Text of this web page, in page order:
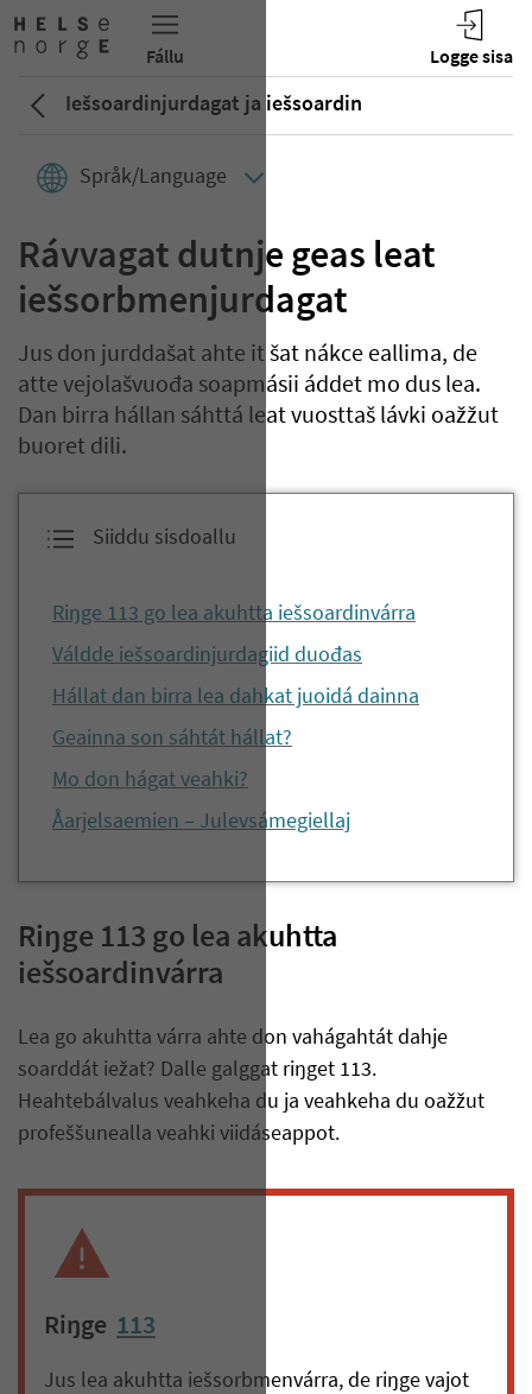
Iešsoardinjurdagat ja iešsoardin
Språk/Language
Rávvagat dutnje geas leat
iešsorbmenjurdagat
Jus don jurddašat ahte it šat nákce eallima, de
atte vejolašvuođa soapmásii áddet mo dus lea.
Dan birra hállan sáhttá leat vuosttaš lávki oažžut
buoret dili.
Siiddu sisdoallu
Riŋge 113 go lea akuhtta iešsoardinvárra
Váldde iešsoardinjurdagiid duođas
Hállat dan birra lea dahkat juoidá dainna
Geainna son sáhtát hállat?
Mo don hágat veahki?
Åarjelsaemien – Julevsámegiellaj
Riŋge 113 go lea akuhtta
iešsoardinvárra
Lea go akuhtta várra ahte don vahágahtát dahje
soarddát iežat? Dalle galggat riŋget 113.
Heahtebálvalus veahkeha du ja veahkeha du oažžut
profeššunealla veahki viidáseappot.
Riŋge 113
Jus lea akuhtta iešsorbmenvárra, de riŋge vajot